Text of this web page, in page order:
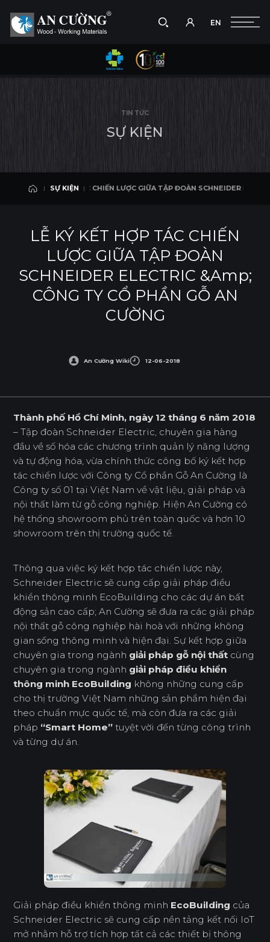
EN
ĐOÀN SCHNEIDER ELECTRIC & CÔNG TY CỔ PHẦN GỖ AN CƯỜNG
TIN TỨC
SỰ KIỆN
SỰ KIỆN
KẾT HỢP TÁC CHIẾN LƯỢC GIỮA TẬP ĐOÀN SCHNEIDER ELECTRIC &
LỄ KÝ KẾT HỢP TÁC CHIẾN
LƯỢC GIỮA TẬP ĐOÀN
SCHNEIDER ELECTRIC &amp;
CÔNG TY CỔ PHẦN GỖ AN
CƯỜNG
An Cường Wiki 12-06-2018
Thành phố Hồ Chí Minh, ngày 12 tháng 6 năm 2018
– Tập đoàn Schneider Electric, chuyên gia hàng
đầu về số hóa các chương trình quản lý năng lượng
và tự động hóa, vừa chính thức công bố ký kết hợp
tác chiến lược với Công ty Cổ phần Gỗ An Cường là
Công ty số 01 tại Việt Nam về vật liệu, giải pháp và
nội thất làm từ gỗ công nghiệp. Hiện An Cường có
hệ thống showroom phủ trên toàn quốc và hơn 10
showroom trên thị trường quốc tế.
Thông qua việc ký kết hợp tác chiến lược này,
Schneider Electric sẽ cung cấp giải pháp điều
khiển thông minh EcoBuilding cho các dự án bất
động sản cao cấp; An Cường sẽ đưa ra các giải pháp
nội thất gỗ công nghiệp hài hoà với những không
gian sống thông minh và hiện đại. Sự kết hợp giữa
chuyên gia trong ngành giải pháp gỗ nội thất cùng
chuyên gia trong ngành giải pháp điều khiển
thông minh EcoBuilding không những cung cấp
cho thị trường Việt Nam những sản phẩm hiện đại
theo chuẩn mực quốc tế, mà còn đưa ra các giải
pháp “Smart Home” tuyệt vời đến từng công trình
và từng dự án.
Giải pháp điều khiển thông minh EcoBuilding của
Schneider Electric sẽ cung cấp nền tảng kết nối IoT
mở nhằm hỗ trợ tích hợp tất cả các thiết bị thông
Chụp hình